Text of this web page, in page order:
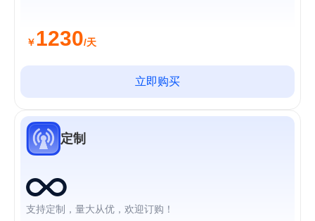
￥1230/天
立即购买
定制
支持定制，量大从优，欢迎订购！